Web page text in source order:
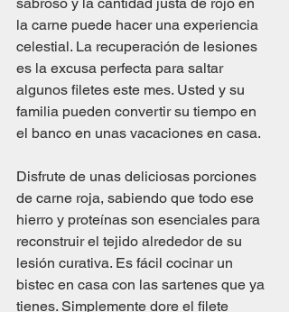
la carne puede hacer una experiencia
celestial. La recuperación de lesiones
es la excusa perfecta para saltar
algunos filetes este mes. Usted y su
familia pueden convertir su tiempo en
el banco en unas vacaciones en casa.
Disfrute de unas deliciosas porciones
de carne roja, sabiendo que todo ese
hierro y proteínas son esenciales para
reconstruir el tejido alrededor de su
lesión curativa. Es fácil cocinar un
bistec en casa con las sartenes que ya
tienes. Simplemente dore el filete